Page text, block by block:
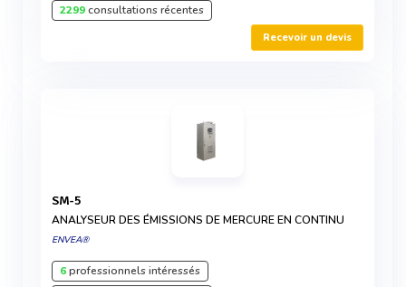
2299consultations récentes
Recevoir un devis
SM-5
ANALYSEUR DES ÉMISSIONS DE MERCURE EN CONTINU
ENVEA®
6professionnels intéressés